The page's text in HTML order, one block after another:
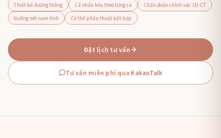
Thiết kế đường thẳng Cá nhân hóa theo từng ca
Chẩn đoán chính xác 3D-CT
Đường nét nam tính
Có thể phẫu thuật kết hợp
Đặt lịch tư vấn
Tư vấn miễn phí qua KakaoTalk